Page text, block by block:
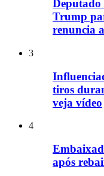
Trump
renuncia
3
tiros
veja vídeo
4
após